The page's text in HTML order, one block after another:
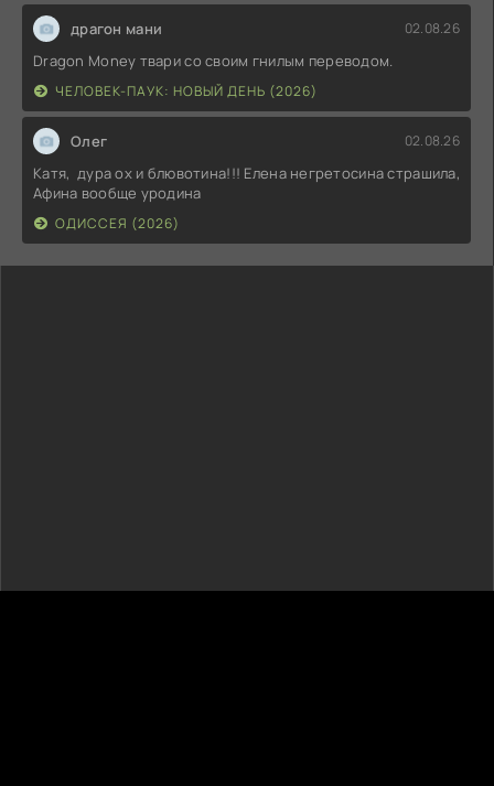
драгон мани 02.08.26
Dragon Money твари со своим гнилым переводом.
ЧЕЛОВЕК-ПАУК: НОВЫЙ ДЕНЬ (2026)
Олег 02.08.26
Катя, дура ох и блювотина!!! Елена негретосина страшила,
Афина вообще уродина
ОДИССЕЯ (2026)